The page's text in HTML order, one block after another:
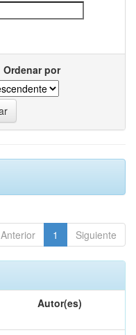
Ordenar por
Anterior 1 Siguiente
Autor(es)